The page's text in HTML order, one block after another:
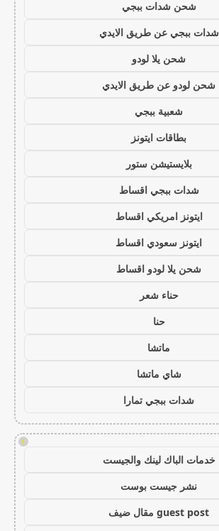
شحن شدات ببجي
شدات ببجي عن طريق الايدي
شحن يلا لودو
شحن لودو عن طريق الايدي
شعبية ببجي
بطاقات ايتونز
بلايستيشن ستور
شدات ببجي اقساط
ايتونز امريكي اقساط
ايتونز سعودي اقساط
شحن يلا لودو اقساط
حناء شعر
حنا
ماتشا
شاي ماتشا
شدات ببجي تمارا
!
خدمات الباك لينك والجيست
نشر جيست بوست
guest post مقال ضيف